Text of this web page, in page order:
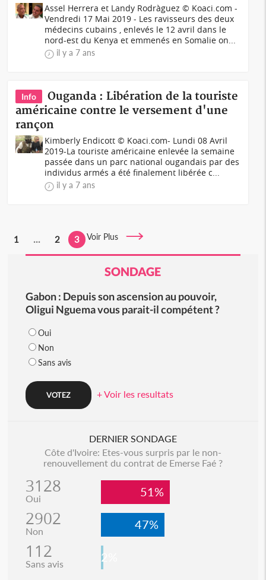
Assel Herrera et Landy Rodrà­guez © Koaci.com -
Vendredi 17 Mai 2019 - Les ravisseurs des deux
médecins cubains , enlevés le 12 avril dans le
nord-est du Kenya et emmenés en Somalie on...
il y a 7 ans
Info
Ouganda : Libération de la touriste
américaine contre le versement d'une
rançon
Kimberly Endicott © Koaci.com- Lundi 08 Avril
2019-La touriste américaine enlevée la semaine
passée dans un parc national ougandais par des
individus armés a été finalement libérée c...
il y a 7 ans
1 ... 2 3 Voir Plus
SONDAGE
Gabon : Depuis son ascension au pouvoir,
Oligui Nguema vous parait-il compétent ?
Oui
Non
Sans avis
+ Voir les resultats
DERNIER SONDAGE
Côte d'Ivoire: Etes-vous surpris par le non-
renouvellement du contrat de Emerse Faé ?
3128
Oui 51%
2902
Non 47%
112
Sans avis 2%